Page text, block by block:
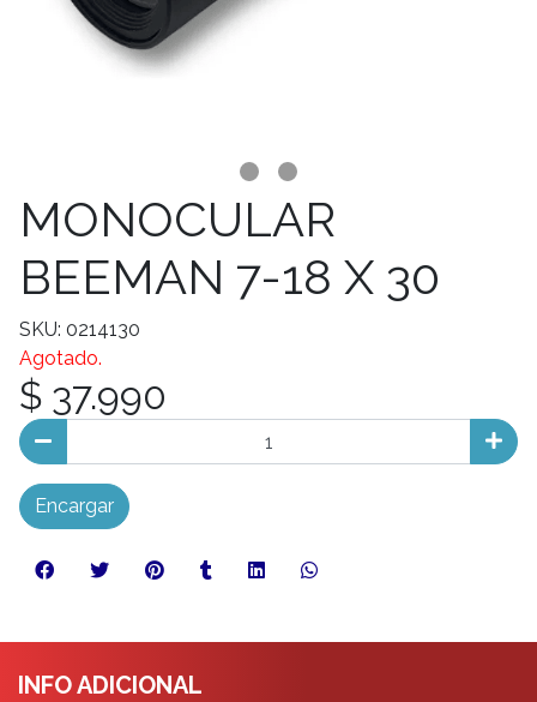
MONOCULAR
BEEMAN 7-18 X 30
SKU: 0214130
Agotado.
$ 37.990
Encargar
INFO ADICIONAL